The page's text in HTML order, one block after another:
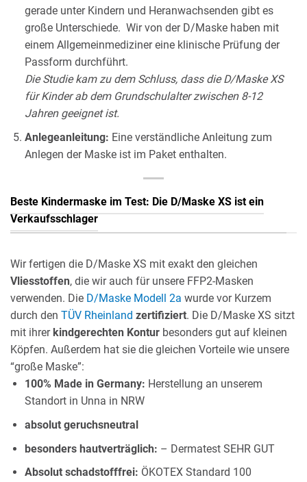
gerade unter Kindern und Heranwachsenden gibt es
große Unterschiede. Wir von der D/Maske haben mit
einem Allgemeinmediziner eine klinische Prüfung der
Passform durchführt.
Die Studie kam zu dem Schluss, dass die D/Maske XS
für Kinder ab dem Grundschulalter zwischen 8-12
Jahren geeignet ist.
Anlegeanleitung: Eine verständliche Anleitung zum
Anlegen der Maske ist im Paket enthalten.
Beste Kindermaske im Test: Die D/Maske XS ist ein
Verkaufsschlager
Wir fertigen die D/Maske XS mit exakt den gleichen
Vliesstoffen, die wir auch für unsere FFP2-Masken
verwenden. Die D/Maske Modell 2a wurde vor Kurzem
durch den TÜV Rheinland zertifiziert. Die D/Maske XS sitzt
mit ihrer kindgerechten Kontur besonders gut auf kleinen
Köpfen. Außerdem hat sie die gleichen Vorteile wie unsere
“große Maske”:
100% Made in Germany: Herstellung an unserem
Standort in Unna in NRW
absolut geruchsneutral
besonders hautverträglich: – Dermatest SEHR GUT
Absolut schadstofffrei: ÖKOTEX Standard 100